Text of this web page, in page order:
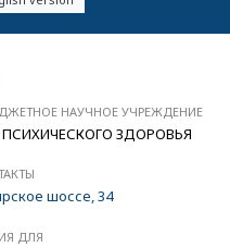
НАУЧНОЕ УЧРЕЖДЕНИЕ
ЗДОРОВЬЯ
шоссе, 34
ДЛЯ